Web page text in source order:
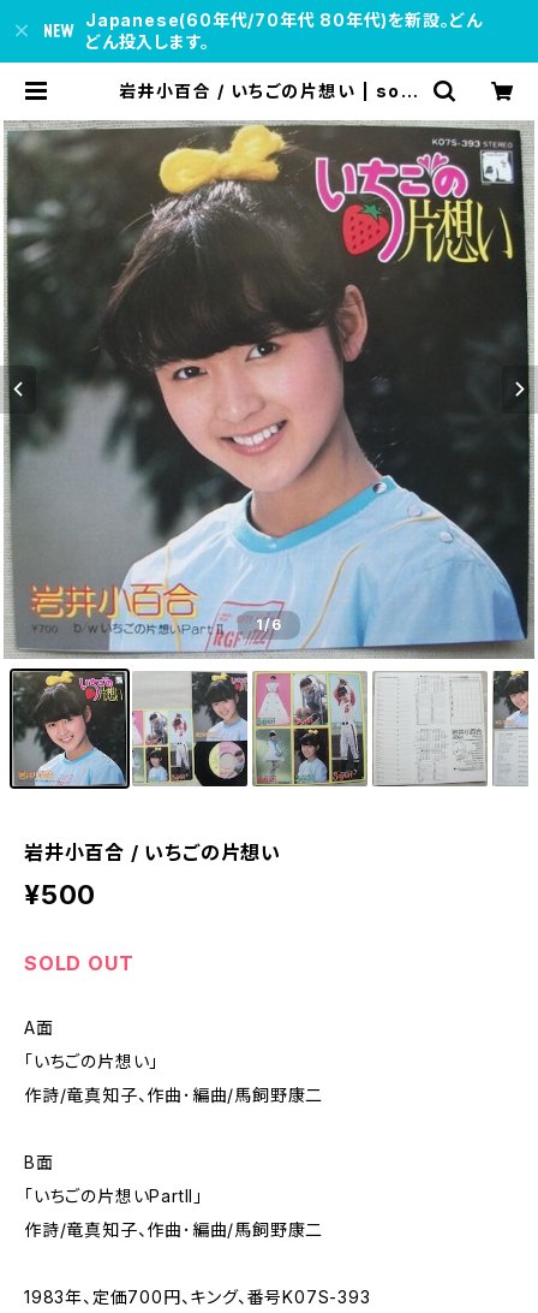
Japanese(60年代/70年代 80年代)を新設。どん
どん投入します。
岩井小百合 / いちごの片想い | soul
1/6
岩井小百合 / いちごの片想い
¥500
SOLD OUT
A面
「いちごの片想い」
作詩/竜真知子、作曲･編曲/馬飼野康二
B面
「いちごの片想いPartII」
作詩/竜真知子、作曲･編曲/馬飼野康二
1983年、定価700円、キング、番号K07S-393